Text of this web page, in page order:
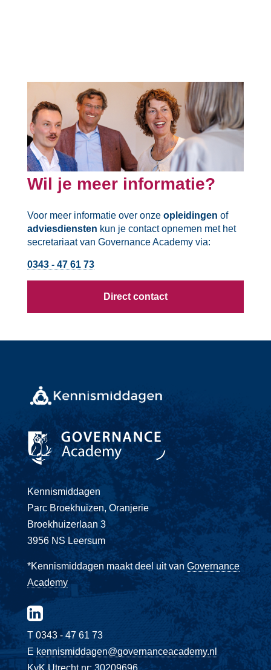
Wil je meer informatie?
Voor meer informatie over onze opleidingen of
adviesdiensten kun je contact opnemen met het
secretariaat van Governance Academy via:
0343 - 47 61 73
Direct contact
Kennismiddagen
Parc Broekhuizen, Oranjerie
Broekhuizerlaan 3
3956 NS Leersum
*Kennismiddagen maakt deel uit van Governance
Academy
T 0343 - 47 61 73
E kennismiddagen@governanceacademy.nl
KvK Utrecht nr: 30209696